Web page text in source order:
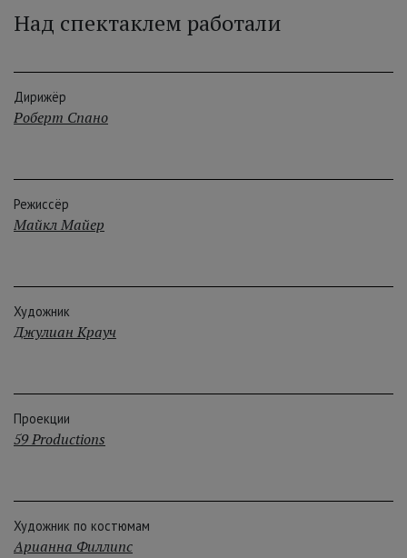
Над спектаклем работали
Дирижёр
Роберт Спано
Режиссёр
Майкл Майер
Художник
Джулиан Крауч
Проекции
59 Productions
Художник по костюмам
Арианна Филлипс